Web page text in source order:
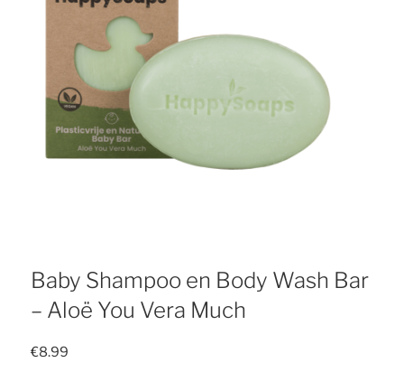
Baby Shampoo en Body Wash Bar
– Aloë You Vera Much
€8.99